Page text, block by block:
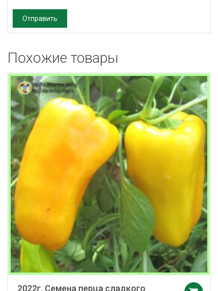
Похожие товары
2022г. Семена перца сладкого